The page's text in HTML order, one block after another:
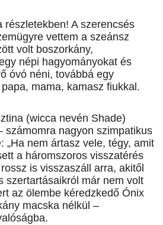
részletekben! A szerencsés
vettem a szeánsz
volt boszorkány,
népi hagyományokat és
óvó néni, továbbá egy
mama, kamasz fiukkal.
(wicca nevén Shade)
számomra nagyon szimpatikus
„Ha nem ártasz vele, tégy, amit
a háromszoros visszatérés
is visszaszáll arra, akitől
szertartásaikról már nem volt
az ölembe kéredzkedő Ónix
macska nélkül –